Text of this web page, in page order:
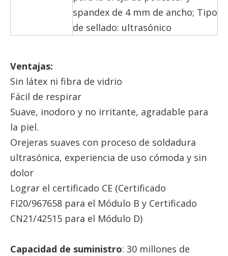
spandex de 4 mm de ancho; Tipo
de sellado: ultrasónico
Ventajas:
Sin látex ni fibra de vidrio
Fácil de respirar
Suave, inodoro y no irritante, agradable para
la piel.
Orejeras suaves con proceso de soldadura
ultrasónica, experiencia de uso cómoda y sin
dolor
Lograr el certificado CE (Certificado
FI20/967658 para el Módulo B y Certificado
CN21/42515 para el Módulo D)
Capacidad de suministro: 30 millones de